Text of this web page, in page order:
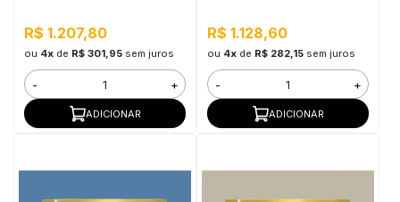
R$ 1.207,80
ou 4xde R$ 301,95 sem juros
- +
ADICIONAR
R$ 1.128,60
ou 4xde R$ 282,15 sem juros
- +
ADICIONAR